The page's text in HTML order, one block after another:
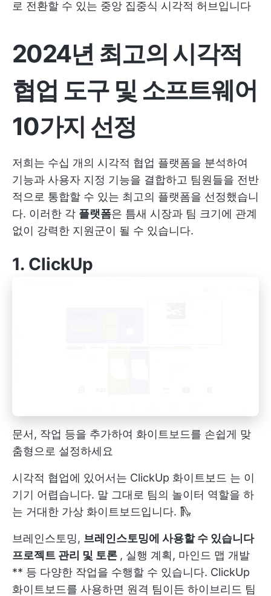
로 전환할 수 있는 중앙 집중식 시각적 허브입니다
2024년 최고의 시각적
협업 도구 및 소프트웨어
10가지 선정
저희는 수십 개의 시각적 협업 플랫폼을 분석하여
기능과 사용자 지정 기능을 결합하고 팀원들을 전반
적으로 통합할 수 있는 최고의 플랫폼을 선정했습니
다. 이러한 각 플랫폼은 틈새 시장과 팀 크기에 관계
없이 강력한 지원군이 될 수 있습니다.
1. ClickUp
문서, 작업 등을 추가하여 화이트보드를 손쉽게 맞
춤형으로 설정하세요
시각적 협업에 있어서는 ClickUp 화이트보드 는 이
기기 어렵습니다. 말 그대로 팀의 놀이터 역할을 하
는 거대한 가상 화이트보드입니다. 🛝
브레인스토밍, 브레인스토밍에 사용할 수 있습니다
프로젝트 관리 및 토론 , 실행 계획, 마인드 맵 개발
** 등 다양한 작업을 수행할 수 있습니다. ClickUp
화이트보드를 사용하면 원격 팀이든 하이브리드 팀